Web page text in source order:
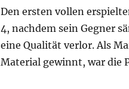
Den ersten vollen
4, nachdem sein Gegner
eine Qualität verlor. Als
Material gewinnt, war die